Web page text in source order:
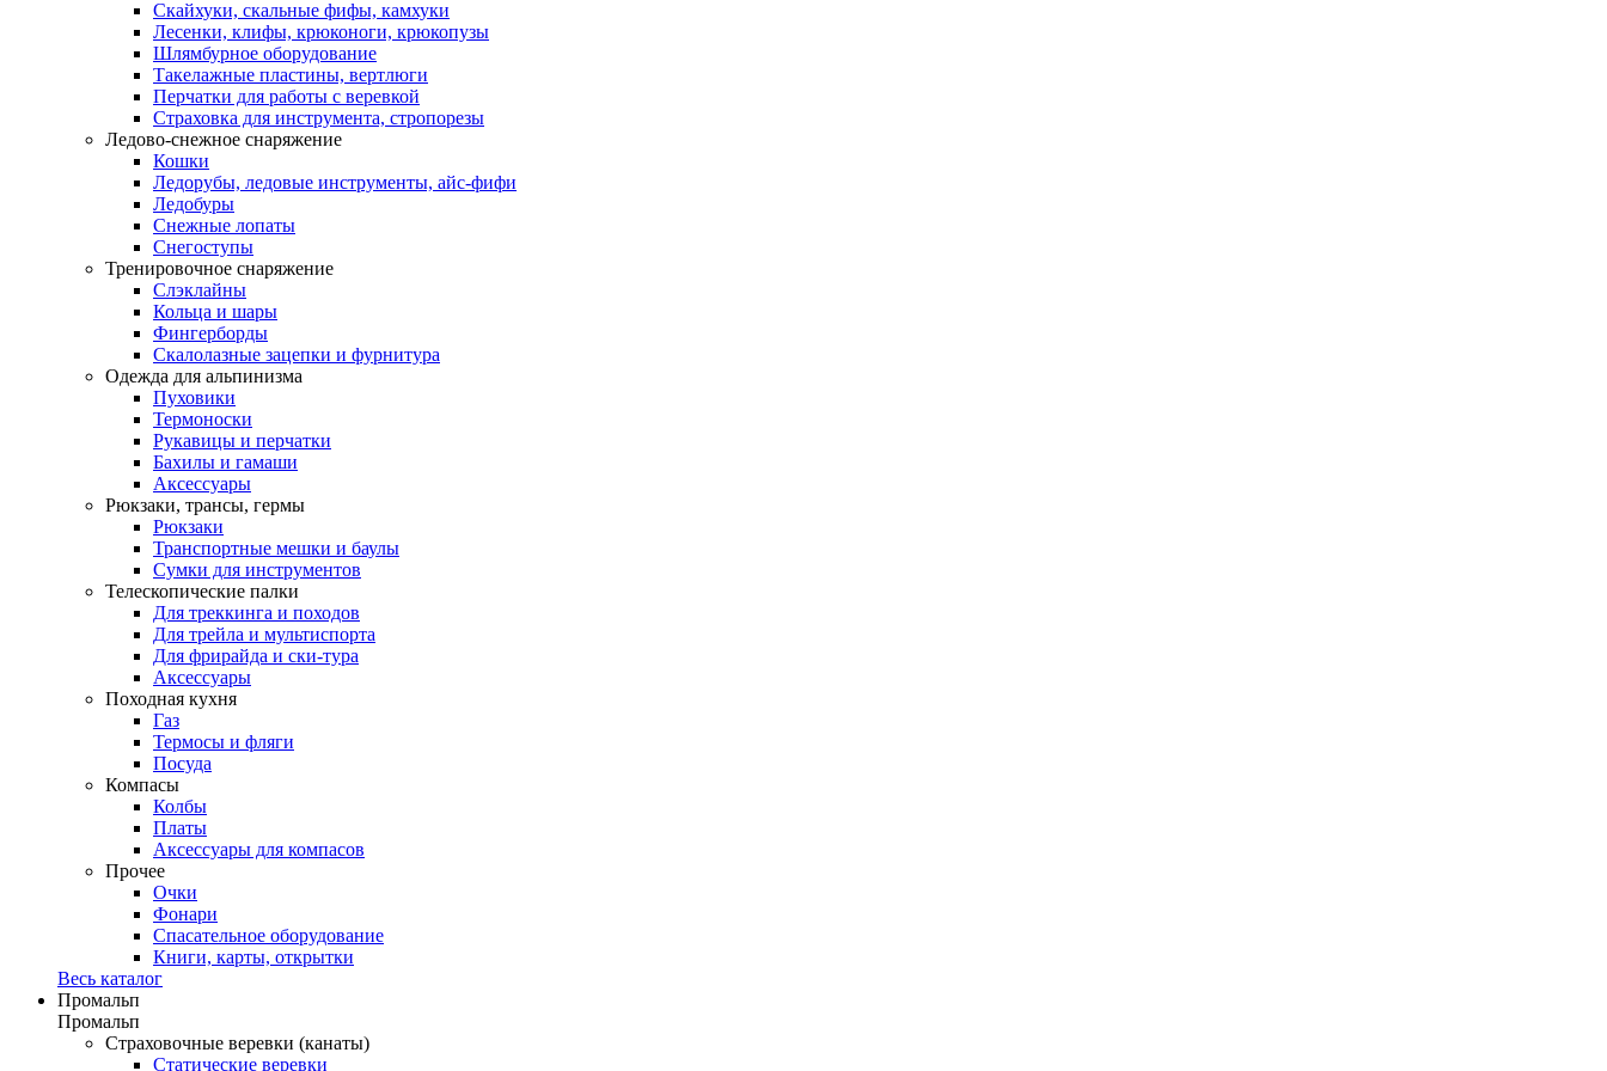
Скайхуки, скальные фифы, камхуки
Лесенки, клифы, крюконоги, крюкопузы
Шлямбурное оборудование
Такелажные пластины, вертлюги
Перчатки для работы с веревкой
Страховка для инструмента, стропорезы
Ледово-снежное снаряжение
Кошки
Ледорубы, ледовые инструменты, айс-фифи
Ледобуры
Снежные лопаты
Снегоступы
Тренировочное снаряжение
Слэклайны
Кольца и шары
Фингерборды
Скалолазные зацепки и фурнитура
Одежда для альпинизма
Пуховики
Термоноски
Рукавицы и перчатки
Бахилы и гамаши
Аксессуары
Рюкзаки, трансы, гермы
Рюкзаки
Транспортные мешки и баулы
Сумки для инструментов
Телескопические палки
Для треккинга и походов
Для трейла и мультиспорта
Для фрирайда и ски-тура
Аксессуары
Походная кухня
Газ
Термосы и фляги
Посуда
Компасы
Колбы
Платы
Аксессуары для компасов
Прочее
Очки
Фонари
Спасательное оборудование
Книги, карты, открытки
Весь каталог
Промальп
Промальп
Страховочные веревки (канаты)
Статические веревки